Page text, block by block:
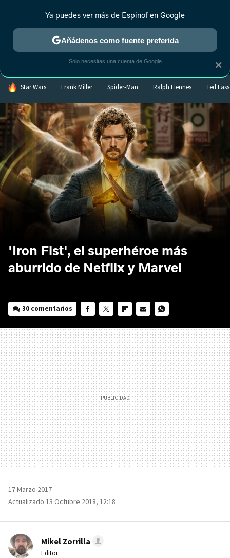
MENÚ NUEVO
ESTRENOS REALITY ANIME RANKINGS CINE
HOY SE HABLA DE
Star Wars Frank Miller Spider-Man Ralph Fiennes Ted
'Iron Fist', el superhéroe más
aburrido de Netflix y Marvel
30 comentarios
MAIL
17 Marzo 2017
Actualizado 13 Octubre 2018, 12:18
Mikel Zorrilla
Editor
×
Ya puedes ver más de Espinof en Google
Añádenos como fuente preferida
Solo necesitas una cuenta de Google